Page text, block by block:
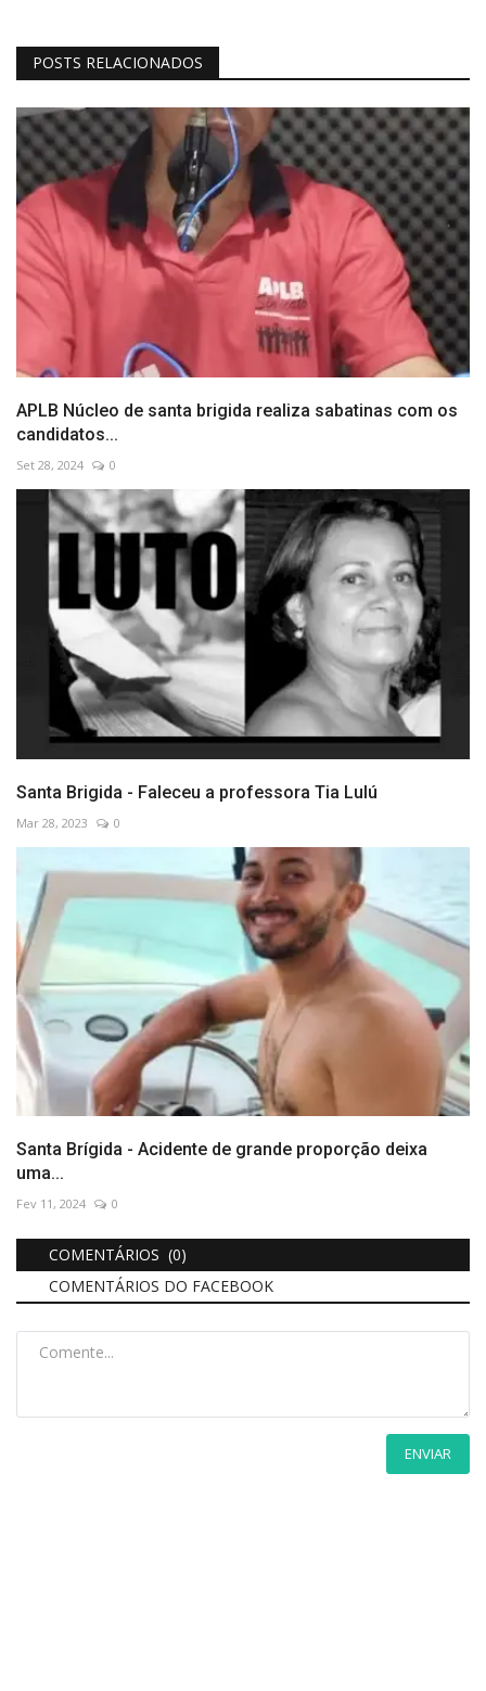
POSTS RELACIONADOS
APLB Núcleo de santa brigida realiza sabatinas com os
candidatos...
Set 28, 2024 0
Santa Brigida - Faleceu a professora Tia Lulú
Mar 28, 2023 0
Santa Brígida - Acidente de grande proporção deixa
uma...
Fev 11, 2024 0
COMENTÁRIOS (0)
COMENTÁRIOS DO FACEBOOK
ENVIAR